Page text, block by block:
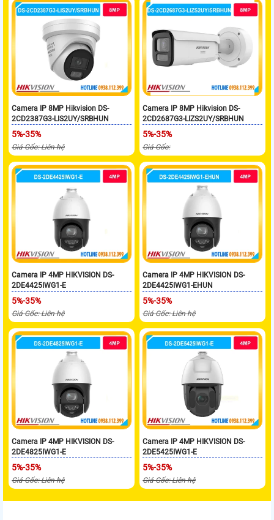
Camera IP 8MP Hikvision DS-
2CD2387G3-LIS2UY/SRBHUN
5%-35%
Giá Gốc: Liên hệ
Camera IP 8MP Hikvision DS-
2CD2687G3-LIZS2UY/SRBHUN
5%-35%
Giá Gốc:
Camera IP 4MP HIKVISION DS-
2DE4425IWG1-E
5%-35%
Giá Gốc: Liên hệ
Camera IP 4MP HIKVISION DS-
2DE4425IWG1-EHUN
5%-35%
Giá Gốc: Liên hệ
Camera IP 4MP HIKVISION DS-
2DE4825IWG1-E
5%-35%
Giá Gốc: Liên hệ
Camera IP 4MP HIKVISION DS-
2DE5425IWG1-E
5%-35%
Giá Gốc: Liên hệ